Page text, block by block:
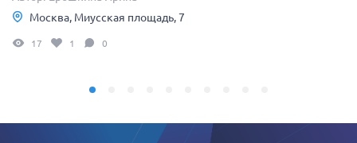
Москва, Миусская площадь, 7
17 1 0